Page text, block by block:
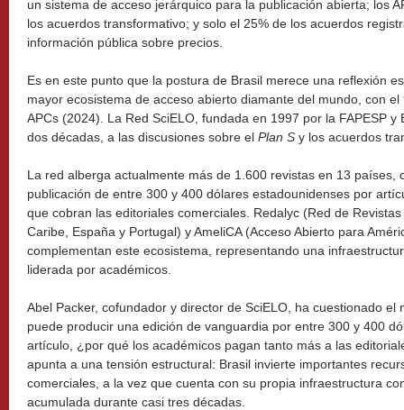
un sistema de acceso jerárquico para la publicación abierta; los
los acuerdos transformativo; y solo el 25% de los acuerdos
información pública sobre precios.
Es en este punto que la postura de Brasil merece una reflexión
mayor ecosistema de acceso abierto diamante del mundo, con
APCs (2024). La Red SciELO, fundada en 1997 por la FAPESP
dos décadas, a las discusiones sobre el Plan S y los acuerdos
La red alberga actualmente más de 1.600 revistas en 13 países,
publicación de entre 300 y 400 dólares estadounidenses por
que cobran las editoriales comerciales. Redalyc (Red de
Caribe, España y Portugal) y AmeliCA (Acceso Abierto para
complementan este ecosistema, representando una
liderada por académicos.
Abel Packer, cofundador y director de SciELO, ha cuestionado el
puede producir una edición de vanguardia por entre 300 y 400
artículo, ¿por qué los académicos pagan tanto más a las
apunta a una tensión estructural: Brasil invierte importantes
comerciales, a la vez que cuenta con su propia infraestructura
acumulada durante casi tres décadas.